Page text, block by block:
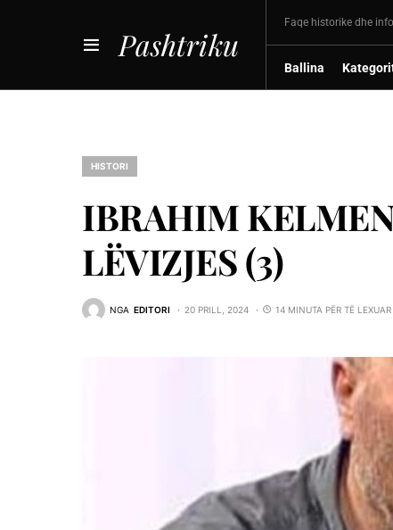
Pashtriku
Faqe historike dhe
Ballina
HISTORI
IBRAHIM
LËVIZJES (3)
NGA EDITORI 20 PRILL, 2024 14 MINUTA PËR TË LEXUAR